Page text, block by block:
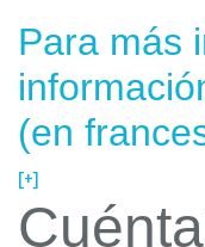
Para más
(en
[+]